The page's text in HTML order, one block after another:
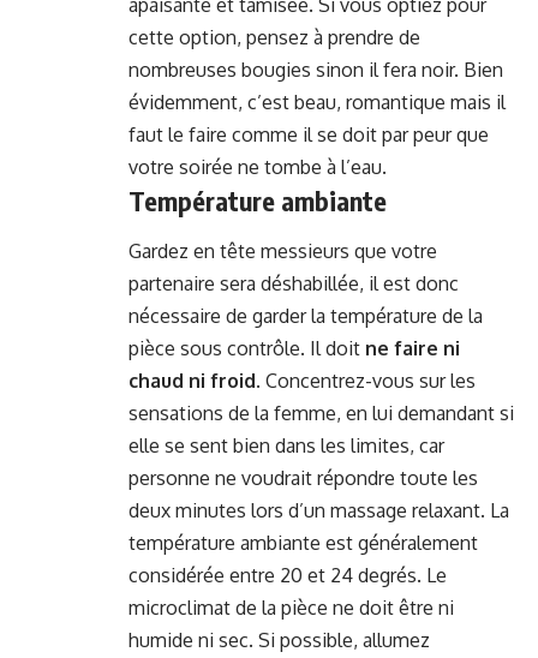
apaisante et tamisée. Si vous optiez pour
cette option, pensez à prendre de
nombreuses bougies sinon il fera noir. Bien
évidemment, c’est beau, romantique mais il
faut le faire comme il se doit par peur que
votre soirée ne tombe à l’eau.
Température ambiante
Gardez en tête messieurs que votre
partenaire sera déshabillée, il est donc
nécessaire de garder la température de la
pièce sous contrôle. Il doit ne faire ni
chaud ni froid. Concentrez-vous sur les
sensations de la femme, en lui demandant si
elle se sent bien dans les limites, car
personne ne voudrait répondre toute les
deux minutes lors d’un massage relaxant. La
température ambiante est généralement
considérée entre 20 et 24 degrés. Le
microclimat de la pièce ne doit être ni
humide ni sec. Si possible, allumez